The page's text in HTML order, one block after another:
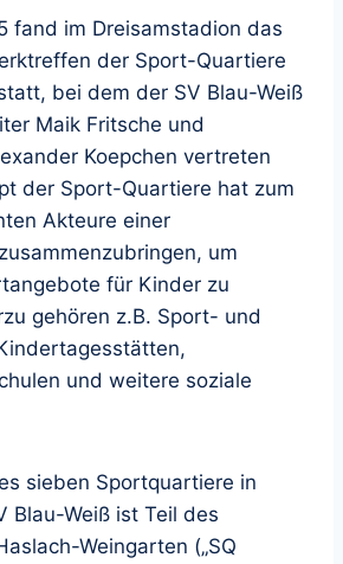
fand im Dreisamstadion das
der Sport-Quartiere
bei dem der SV Blau-Weiß
Maik Fritsche und
Koepchen vertreten
der Sport-Quartiere hat zum
Akteure einer
um
für Kinder zu
gehören z.B. Sport- und
und weitere soziale
sieben Sportquartiere in
Blau-Weiß ist Teil des
Weingarten („SQ